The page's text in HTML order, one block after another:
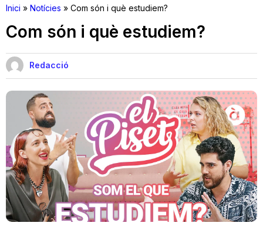
Discos
Videoclips
Cinema i Televisió
Festivals
Teatre
Inici » Notícies » Com són i què estudiem?
Com són i què estudiem?
Redacció